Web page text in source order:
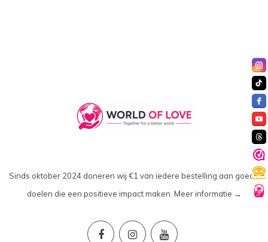
Sinds oktober 2024 doneren wij €1 van iedere bestelling aan goede
doelen die een positieve impact maken. Meer informatie →